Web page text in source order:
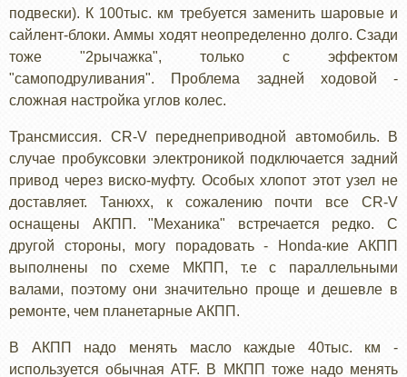
подвески). К 100тыс. км требуется заменить шаровые и
сайлент-блоки. Аммы ходят неопределенно долго. Сзади
тоже "2рычажка", только с эффектом
"самоподруливания". Проблема задней ходовой -
сложная настройка углов колес.
Трансмиссия. CR-V переднеприводной автомобиль. В
случае пробуксовки электроникой подключается задний
привод через виско-муфту. Особых хлопот этот узел не
доставляет. Танюхх, к сожалению почти все CR-V
оснащены АКПП. "Механика" встречается редко. С
другой стороны, могу порадовать - Honda-кие АКПП
выполнены по схеме МКПП, т.е с параллельными
валами, поэтому они значительно проще и дешевле в
ремонте, чем планетарные АКПП.
В АКПП надо менять масло каждые 40тыс. км -
используется обычная ATF. В МКПП тоже надо менять